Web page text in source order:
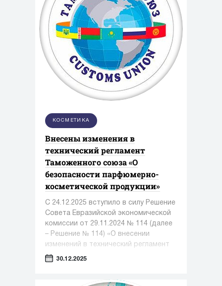
КОСМЕТИКА
Внесены изменения в
технический регламент
Таможенного союза «О
безопасности парфюмерно-
косметической продукции»
С 24.12.2025 вступило в силу Решение
Совета Евразийской экономической
комиссии от 29.11.2024 № 114 (далее
– Решение № 114) «О внесении
изменений в технический регламент
Таможенного союза «О безопасности
30.12.2025